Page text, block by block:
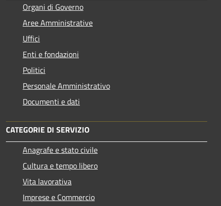
Organi di Governo
Aree Amministrative
Uffici
Enti e fondazioni
Politici
Personale Amministrativo
Documenti e dati
CATEGORIE DI SERVIZIO
Anagrafe e stato civile
Cultura e tempo libero
Vita lavorativa
Imprese e Commercio